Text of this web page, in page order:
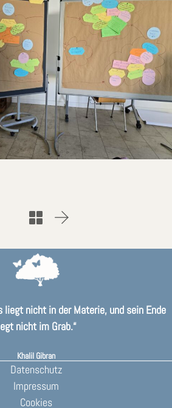
liegt nicht in der Materie, und sein Ende
nicht im Grab.“
Khalil Gibran
Datenschutz
Impressum
Cookies